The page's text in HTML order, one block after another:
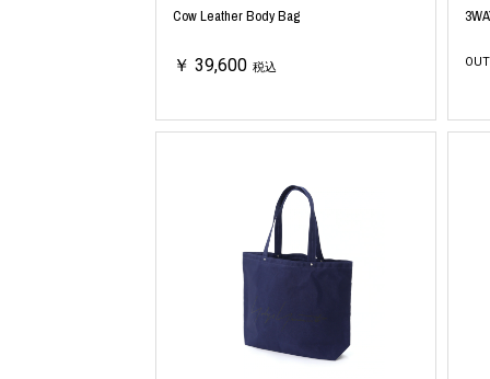
Cow Leather Body Bag
￥ 39,600 税込